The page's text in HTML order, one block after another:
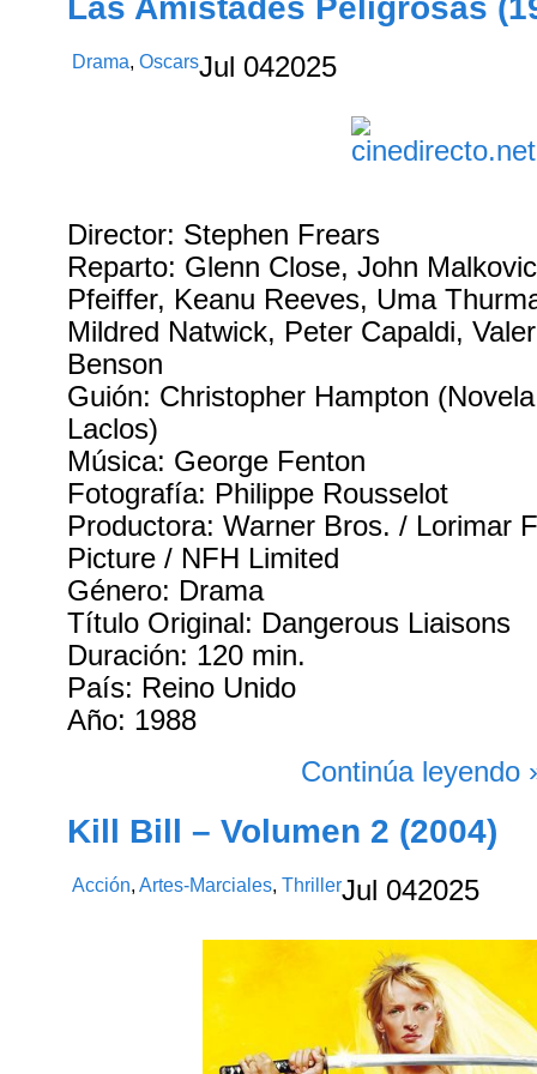
Las Amistades Peligrosas
Drama,OscarsJul 042025
Director: Stephen Frears
Reparto: Glenn Close, John
Pfeiffer, Keanu Reeves, Uma
Mildred Natwick, Peter Capaldi,
Benson
Guión: Christopher Hampton
Laclos)
Música: George Fenton
Fotografía: Philippe Rousselot
Productora: Warner Bros. / Lorimar
Picture / NFH Limited
Género: Drama
Título Original: Dangerous Liaisons
Duración: 120 min.
País: Reino Unido
Año: 1988
Continúa leyendo
Kill Bill – Volumen 2 (2004)
Acción,Artes-Marciales,ThrillerJul 042025